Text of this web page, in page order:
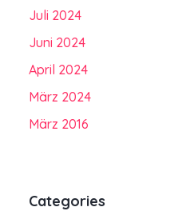
Juli 2024
Juni 2024
April 2024
März 2024
März 2016
Categories